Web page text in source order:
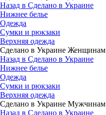
Назад в Сделано в Украине
Нижнее белье
Одежда
Сумки и рюкзаки
Верхняя одежда
Сделано в Украине Женщинам
Назад в Сделано в Украине
Нижнее белье
Одежда
Сумки и рюкзаки
Верхняя одежда
Сделано в Украине Мужчинам
Назад в Сделано в Украине